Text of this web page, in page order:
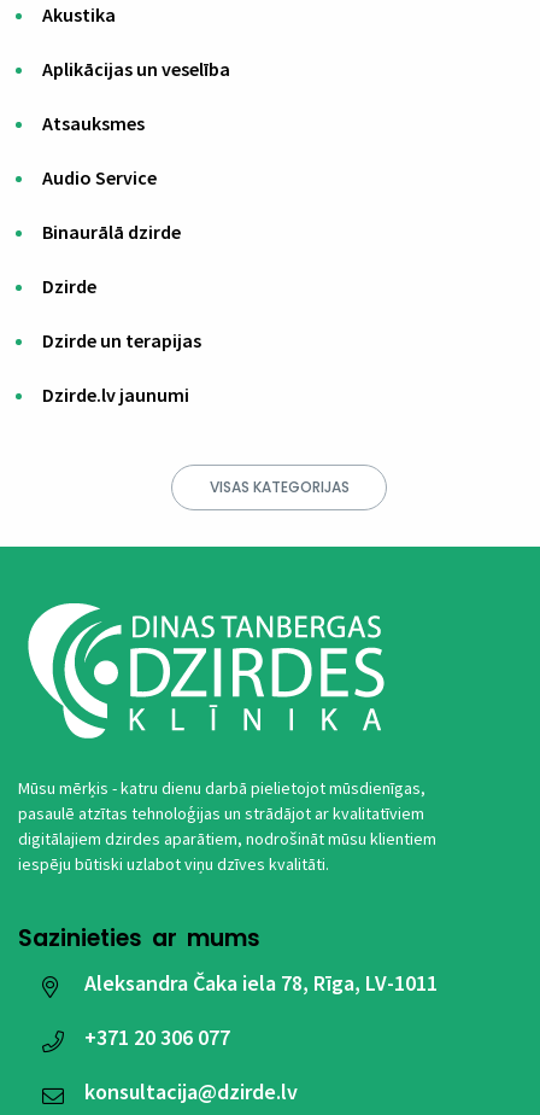
Akustika
Aplikācijas un veselība
Atsauksmes
Audio Service
Binaurālā dzirde
Dzirde
Dzirde un terapijas
Dzirde.lv jaunumi
VISAS KATEGORIJAS
Mūsu mērķis - katru dienu darbā pielietojot mūsdienīgas,
pasaulē atzītas tehnoloģijas un strādājot ar kvalitatīviem
digitālajiem dzirdes aparātiem, nodrošināt mūsu klientiem
iespēju būtiski uzlabot viņu dzīves kvalitāti.
Sazinieties ar mums
Aleksandra Čaka iela 78, Rīga, LV-1011
+371 20 306 077
konsultacija@dzirde.lv